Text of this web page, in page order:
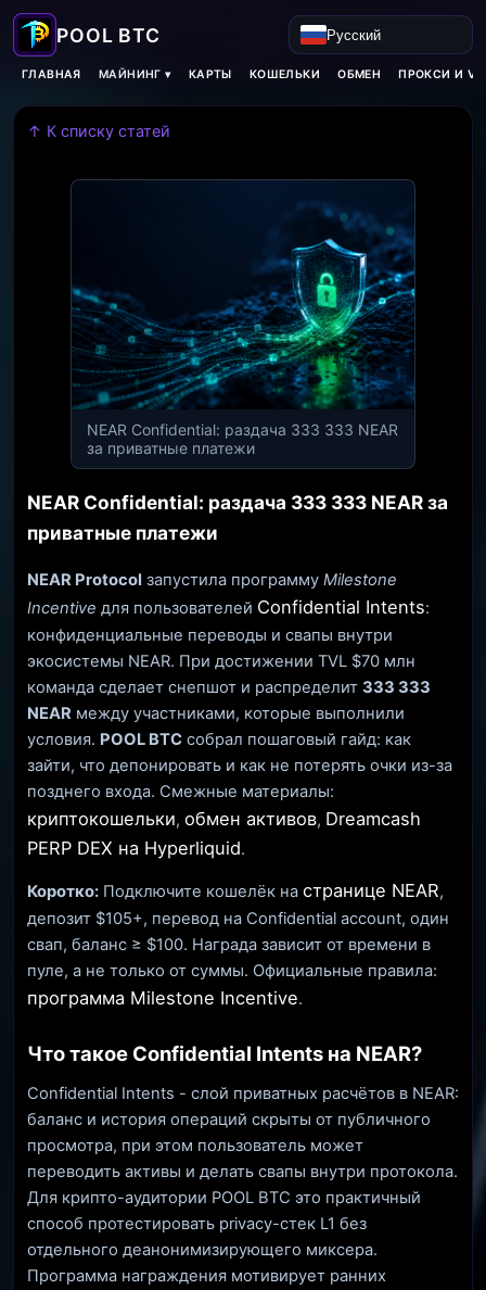
Русский
ГЛАВНАЯ МАЙНИНГ ▾ КАРТЫ КОШЕЛЬКИ ОБМЕН ПРОКСИ И
↑ К списку статей
NEAR Confidential: раздача 333 333 NEAR
за приватные платежи
NEAR Confidential: раздача 333 333 NEAR за
приватные платежи
NEAR Protocol запустила программу Milestone
Incentive для пользователей Confidential Intents:
конфиденциальные переводы и свапы внутри
экосистемы NEAR. При достижении TVL $70 млн
команда сделает снепшот и распределит 333 333
NEAR между участниками, которые выполнили
условия. POOL BTC собрал пошаговый гайд: как
зайти, что депонировать и как не потерять очки из-за
позднего входа. Смежные материалы:
криптокошельки, обмен активов, Dreamcash
PERP DEX на Hyperliquid.
Коротко: Подключите кошелёк на странице NEAR,
депозит $105+, перевод на Confidential account, один
свап, баланс ≥ $100. Награда зависит от времени в
пуле, а не только от суммы. Официальные правила:
программа Milestone Incentive.
Что такое Confidential Intents на NEAR?
Confidential Intents - слой приватных расчётов в NEAR:
баланс и история операций скрыты от публичного
просмотра, при этом пользователь может
переводить активы и делать свапы внутри протокола.
Для крипто-аудитории POOL BTC это практичный
способ протестировать privacy-стек L1 без
отдельного деанонимизирующего миксера.
Программа награждения мотивирует ранних